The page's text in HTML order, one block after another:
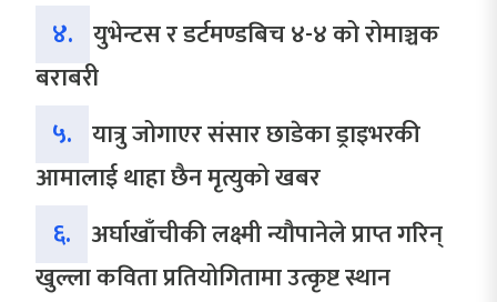
४. युभेन्टस र डर्टमण्डबिच ४-४ को रोमाञ्चक
बराबरी
५. यात्रु जोगाएर संसार छाडेका ड्राइभरकी
आमालाई थाहा छैन मृत्युको खबर
६. अर्घाखाँचीकी लक्ष्मी न्यौपानेले प्राप्त गरिन्
खुल्ला कविता प्रतियोगितामा उत्कृष्ट स्थान